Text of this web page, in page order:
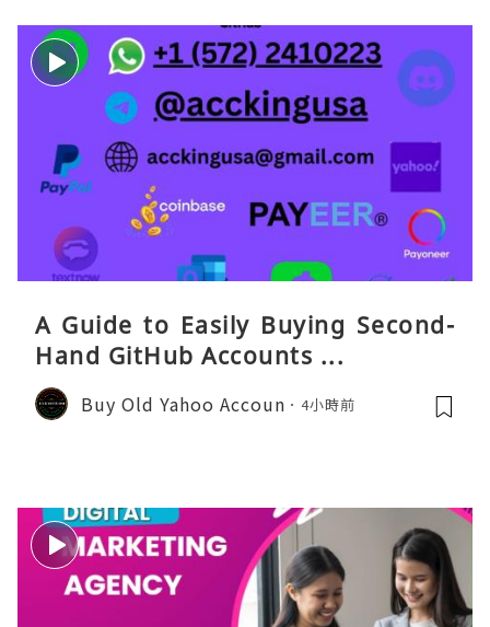
A Guide to Easily Buying Second-
Hand GitHub Accounts ...
Buy Old Yahoo Accoun 4小時前